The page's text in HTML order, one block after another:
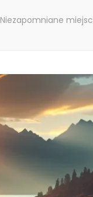
Niezapomniane